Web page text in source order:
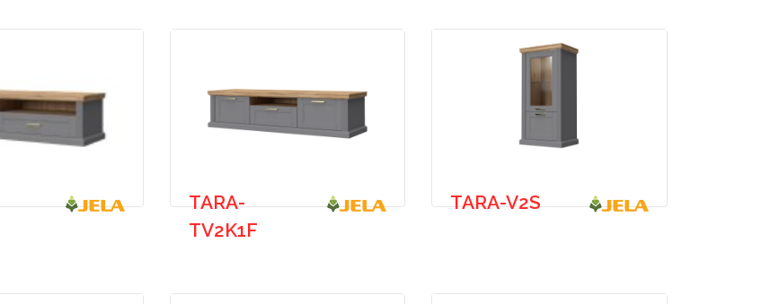
TARA-
TV2K1F
TARA-V2S